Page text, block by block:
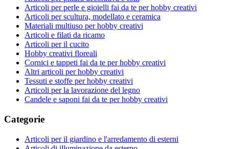
Articoli per perle e gioielli fai da te per hobby creativi
Articoli per scultura, modellato e ceramica
Materiali multiuso per hobby creativi
Articoli e filati da ricamo
Articoli per il cucito
Hobby creativi floreali
Cornici e tappeti fai da te per hobby creativi
Altri articoli per hobby creativi
Tessuti e stoffe per hobby creativi
Articoli per la lavorazione del legno
Candele e saponi fai da te per hobby creativi
Categorie
Articoli per il giardino e l'arredamento di esterni